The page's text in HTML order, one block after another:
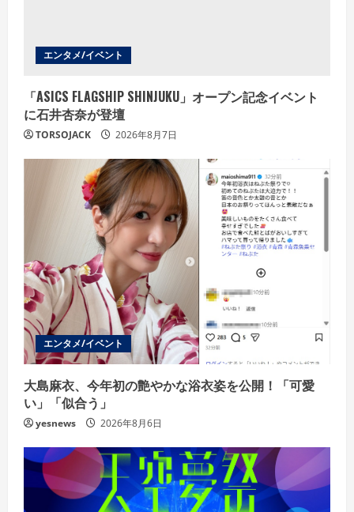
エンタメ/イベント
「ASICS FLAGSHIP SHINJUKU」オープン記念イベント
に石井杏奈が登壇
TORSOJACK 2026年8月7日
エンタメ/イベント
大島麻衣、今年初の艶やかな浴衣姿を公開！「可愛
い」「似合う」
yesnews 2026年8月6日